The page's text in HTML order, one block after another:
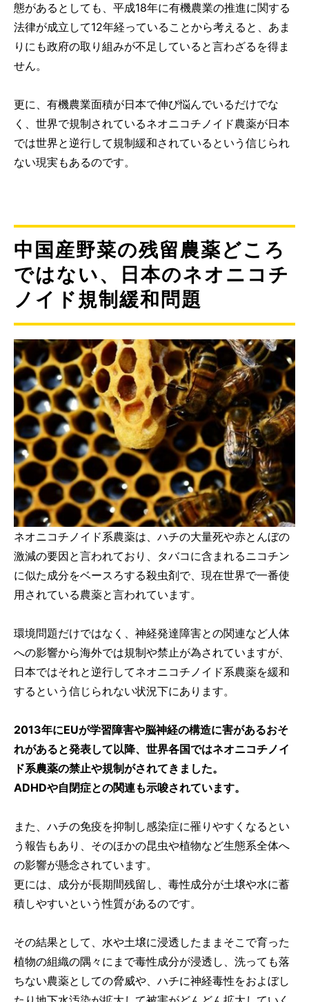
態があるとしても、平成18年に有機農業の推進に関する
法律が成立して12年経っていることから考えると、あま
りにも政府の取り組みが不足していると言わざるを得ま
せん。
更に、有機農業面積が日本で伸び悩んでいるだけでな
く、世界で規制されているネオニコチノイド農薬が日本
では世界と逆行して規制緩和されているという信じられ
ない現実もあるのです。
中国産野菜の残留農薬どころ
ではない、日本のネオニコチ
ノイド規制緩和問題
ネオニコチノイド系農薬は、ハチの大量死や赤とんぼの
激減の要因と言われており、タバコに含まれるニコチン
に似た成分をベースろする殺虫剤で、現在世界で一番使
用されている農薬と言われています。
環境問題だけではなく、神経発達障害との関連など人体
への影響から海外では規制や禁止が為されていますが、
日本ではそれと逆行してネオニコチノイド系農薬を緩和
するという信じられない状況下にあります。
2013年にEUが学習障害や脳神経の構造に害があるおそ
れがあると発表して以降、世界各国ではネオニコチノイ
ド系農薬の禁止や規制がされてきました。
ADHDや自閉症との関連も示唆されています。
また、ハチの免疫を抑制し感染症に罹りやすくなるとい
う報告もあり、そのほかの昆虫や植物など生態系全体へ
の影響が懸念されています。
更には、成分が長期間残留し、毒性成分が土壌や水に蓄
積しやすいという性質があるのです。
その結果として、水や土壌に浸透したままそこで育った
植物の組織の隅々にまで毒性成分が浸透し、洗っても落
ちない農薬としての脅威や、ハチに神経毒性をおよぼし